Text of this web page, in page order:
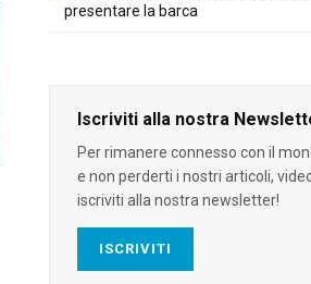
presentare la barca
Iscriviti alla nostra
Per rimanere connesso con il
e non perderti i nostri articoli,
iscriviti alla nostra newsletter!
ISCRIVITI